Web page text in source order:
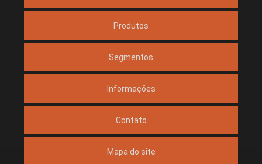
Produtos
Segmentos
Informações
Contato
Mapa do site